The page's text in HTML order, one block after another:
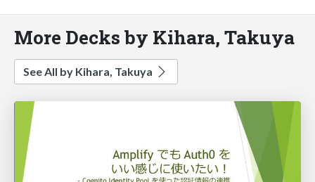
More Decks by Kihara, Takuya
See All by Kihara, Takuya